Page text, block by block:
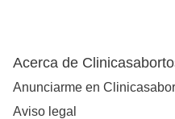
Acerca de
Anunciarme en
Aviso legal